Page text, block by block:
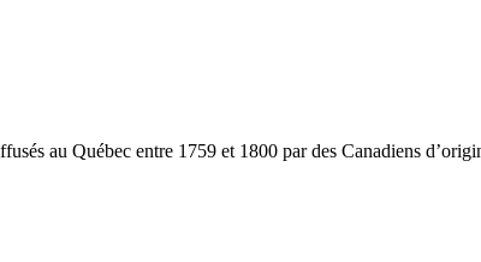
au Québec entre 1759 et 1800 par des Canadiens